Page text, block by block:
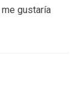
gustaría